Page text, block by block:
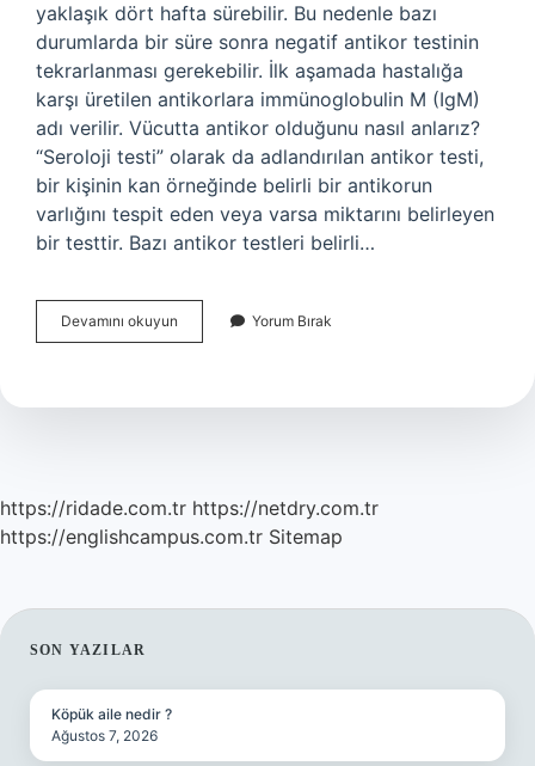
yaklaşık dört hafta sürebilir. Bu nedenle bazı
durumlarda bir süre sonra negatif antikor testinin
tekrarlanması gerekebilir. İlk aşamada hastalığa
karşı üretilen antikorlara immünoglobulin M (IgM)
adı verilir. Vücutta antikor olduğunu nasıl anlarız?
“Seroloji testi” olarak da adlandırılan antikor testi,
bir kişinin kan örneğinde belirli bir antikorun
varlığını tespit eden veya varsa miktarını belirleyen
bir testtir. Bazı antikor testleri belirli…
Devamını okuyun
Kaç
Yorum Bırak
https://ridade.com.tr https://netdry.com.tr
https://englishcampus.com.tr Sitemap
SIDEBAR
SON YAZILAR
Köpük aile nedir ?
Ağustos 7, 2026